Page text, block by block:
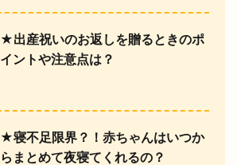
★出産祝いのお返しを贈るときのポ
イントや注意点は？
★寝不足限界？！赤ちゃんはいつか
らまとめて夜寝てくれるの？